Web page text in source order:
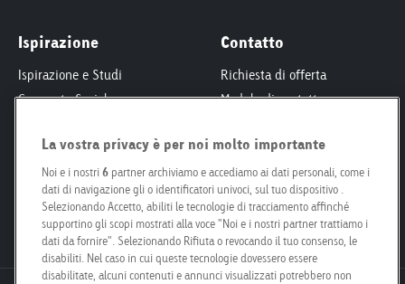
Ispirazione
Ispirazione e Studi
Corporate Social
Smart City
Engagement
Poster Safari
Contatto
Richiesta di offerta
Modulo di contatto
Per proprietari fondiari
Le nostre filiali
Kit per i media
Posizioni aperte
La vostra privacy è per noi molto importante
Noi e i nostri6 partner archiviamo e accediamo ai dati personali, come i
dati di navigazione gli o identificatori univoci, sul tuo dispositivo .
Selezionando Accetto, abiliti le tecnologie di tracciamento affinché
supportino gli scopi mostrati alla voce "Noi e i nostri partner trattiamo i
dati da fornire". Selezionando Rifiuta o revocando il tuo consenso, le
disabiliti. Nel caso in cui queste tecnologie dovessero essere
disabilitate, alcuni contenuti e annunci visualizzati potrebbero non